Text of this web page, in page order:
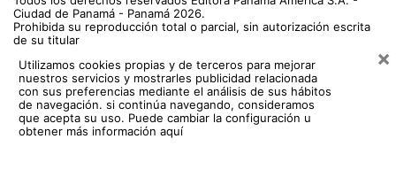
Ciudad de Panamá - Panamá 2026.
Prohibida su reproducción total o parcial, sin autorización escrita
de su titular
Utilizamos cookies propias y de terceros para mejorar
nuestros servicios y mostrarles publicidad relacionada
con sus preferencias mediante el análisis de sus hábitos
de navegación. si continúa navegando, consideramos
que acepta su uso. Puede cambiar la configuración u
obtener más información aquí
×